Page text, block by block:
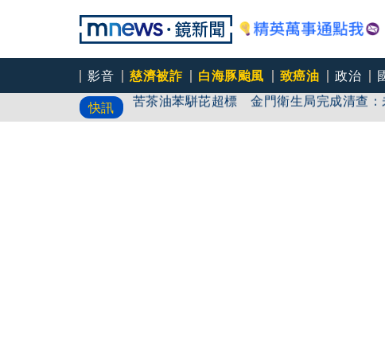
影音 慈濟被詐 白海豚颱風 致癌油 政治
快訊
苦茶油苯駢芘超標 金門衛生局完成清查：
川普樂觀美伊戰爭快結束 范斯悲觀：伊朗